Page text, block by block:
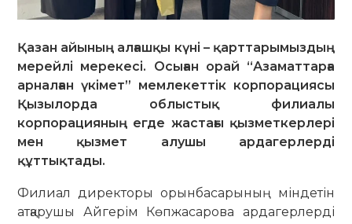
Қазан айының алғашқы күні – қарттарымыздың
мерейлі мерекесі. Осыған орай “Азаматтарға
арналған үкімет” мемлекеттік корпорациясы
Қызылорда облыстық филиалы
корпорацияның егде жастағы қызметкерлері
мен қызмет алушы ардагерлерді
құттықтады.
Филиал директоры орынбасарының міндетін
атқарушы Айгерім Көпжасарова ардагерлерді